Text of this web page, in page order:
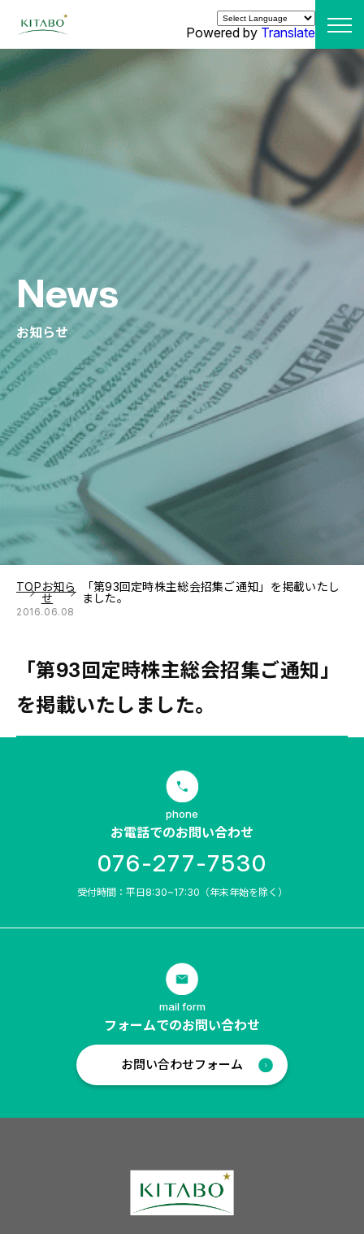
Powered by Translate
News
お知らせ
TOPお知ら
せ
「第93回定時株主総会招集ご通知」を掲載いたし
ました。
2016.06.08
「第93回定時株主総会招集ご通知」
を掲載いたしました。
phone
お電話でのお問い合わせ
076-277-7530
受付時間：平日8:30~17:30（年末年始を除く）
mail form
フォームでのお問い合わせ
お問い合わせフォーム